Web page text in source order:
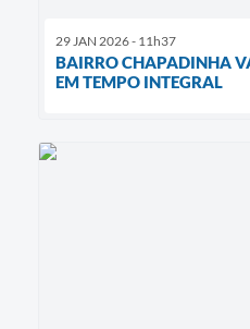
29 JAN 2026 - 11h37
BAIRRO CHAPADINHA
EM TEMPO INTEGRAL